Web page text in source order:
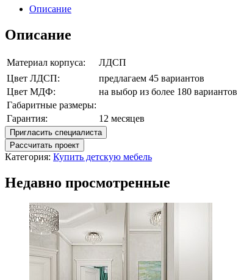
Описание
Описание
Материал корпуса:
ЛДСП
Цвет ЛДСП:
предлагаем 45 вариантов
Цвет МДФ:
на выбор из более 180 вариантов
Габаритные размеры:
Гарантия:
12 месяцев
Пригласить специалиста
Рассчитать проект
Категория: Купить детскую мебель
Недавно просмотренные